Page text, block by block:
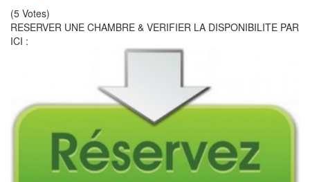
(5 Votes)
RESERVER UNE CHAMBRE & VERIFIER LA DISPONIBILITE PAR
ICI :